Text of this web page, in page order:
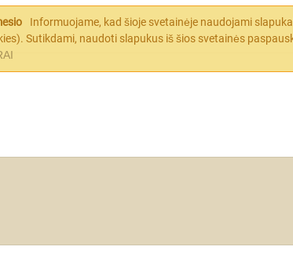
Informuojame, kad šioje svetainėje naudojami
Sutikdami, naudoti slapukus iš šios svetainės